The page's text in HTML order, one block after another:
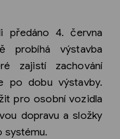
předáno 4. června
probíhá výstavba
zajistí zachování
po dobu výstavby.
pro osobní vozidla
dopravu a složky
systému.